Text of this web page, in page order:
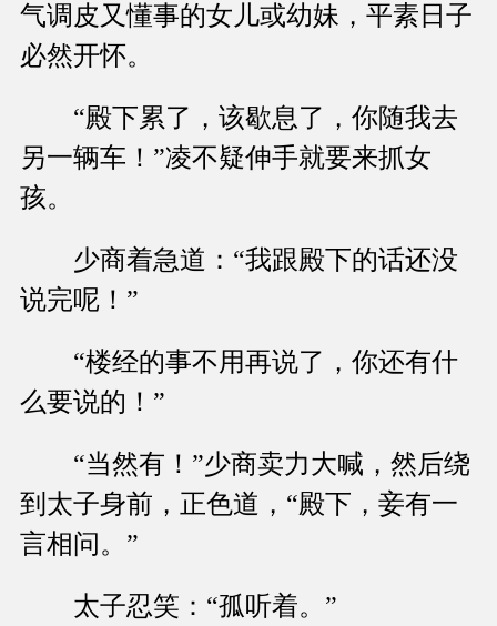
气调皮又懂事的女儿或幼妹，平素日子
必然开怀。
“殿下累了，该歇息了，你随我去
另一辆车！”凌不疑伸手就要来抓女
孩。
少商着急道：“我跟殿下的话还没
说完呢！”
“楼经的事不用再说了，你还有什
么要说的！”
“当然有！”少商卖力大喊，然后绕
到太子身前，正色道，“殿下，妾有一
言相问。”
太子忍笑：“孤听着。”